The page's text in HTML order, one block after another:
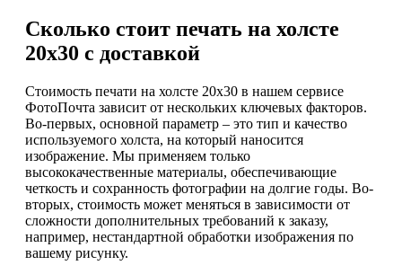
Сколько стоит печать на холсте
20х30 с доставкой
Стоимость печати на холсте 20х30 в нашем сервисе
ФотоПочта зависит от нескольких ключевых факторов.
Во-первых, основной параметр – это тип и качество
используемого холста, на который наносится
изображение. Мы применяем только
высококачественные материалы, обеспечивающие
четкость и сохранность фотографии на долгие годы. Во-
вторых, стоимость может меняться в зависимости от
сложности дополнительных требований к заказу,
например, нестандартной обработки изображения по
вашему рисунку.